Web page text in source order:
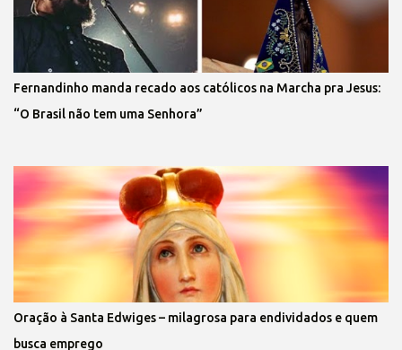
Fernandinho manda recado aos católicos na Marcha pra Jesus:
“O Brasil não tem uma Senhora”
Oração à Santa Edwiges – milagrosa para endividados e quem
busca emprego